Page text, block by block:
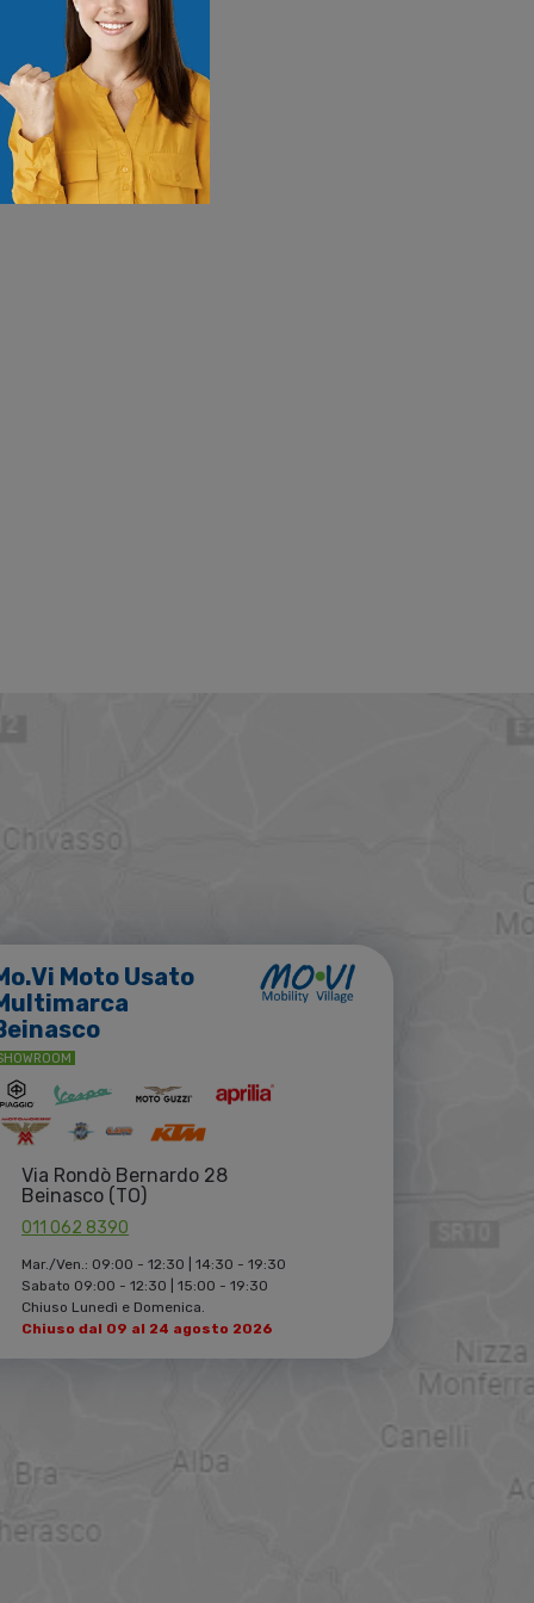
Moto Usato
Via Rondò Bernardo 28
Beinasco (TO)
011 062 8390
Mar./Ven.: 09:00 - 12:30 | 14:30 - 19:30
Sabato 09:00 - 12:30 | 15:00 - 19:30
Chiuso Lunedì e Domenica.
Chiuso dal 09 al 24 agosto 2026